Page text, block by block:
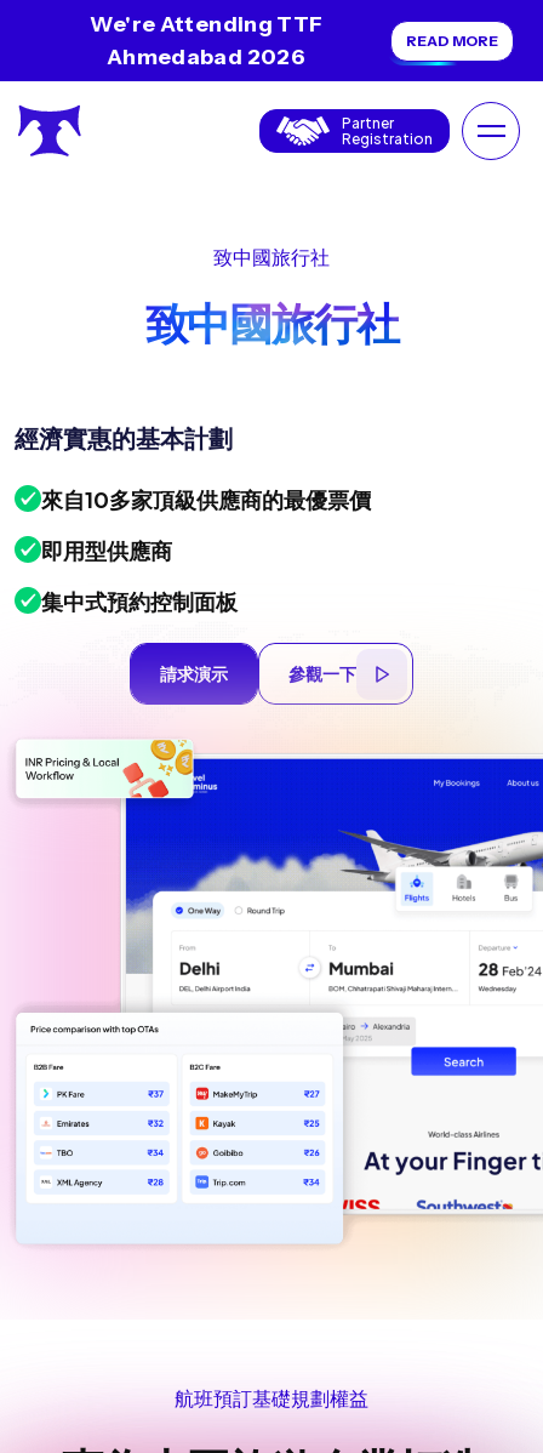
We're Attending TTF
Ahmedabad 2026
READ MORE
Partner
Registration
致中國旅行社
致中國旅行社
經濟實惠的基本計劃
來自10多家頂級供應商的最優票價
即用型供應商
集中式預約控制面板
請求演示 參觀一下
航班預訂基礎規劃權益